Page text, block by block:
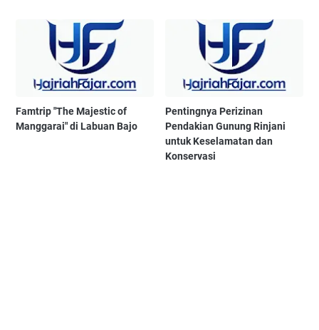
Famtrip "The Majestic of
Manggarai" di Labuan Bajo
Pentingnya Perizinan
Pendakian Gunung Rinjani
untuk Keselamatan dan
Konservasi